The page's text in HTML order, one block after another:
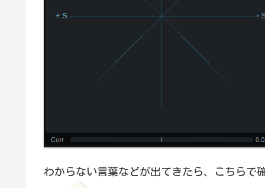
わからない言葉などが出てきたら、こちらで